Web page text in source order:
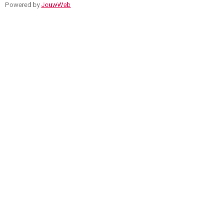
Powered by JouwWeb